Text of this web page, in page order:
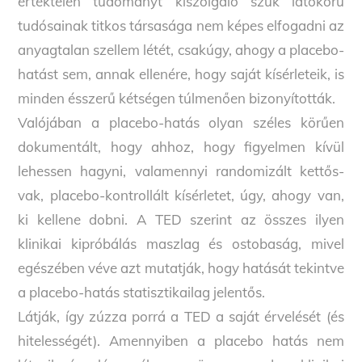
tudósainak titkos társasága nem képes elfogadni az
anyagtalan szellem létét, csakúgy, ahogy a placebo-
hatást sem, annak ellenére, hogy saját kísérleteik, is
minden ésszerű kétségen túlmenően bizonyították.
Valójában a placebo-hatás olyan széles körűen
dokumentált, hogy ahhoz, hogy figyelmen kívül
lehessen hagyni, valamennyi randomizált kettős-
vak, placebo-kontrollált kísérletet, úgy, ahogy van,
ki kellene dobni. A TED szerint az összes ilyen
klinikai kipróbálás maszlag és ostobaság, mivel
egészében véve azt mutatják, hogy hatását tekintve
a placebo-hatás statisztikailag jelentős.
Látják, így zúzza porrá a TED a saját érvelését (és
hitelességét). Amennyiben a placebo hatás nem